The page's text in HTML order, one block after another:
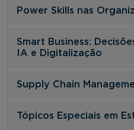
Power Skills nas
Smart Business:
IA e Digitalização
Supply Chain
Tópicos Especiais em